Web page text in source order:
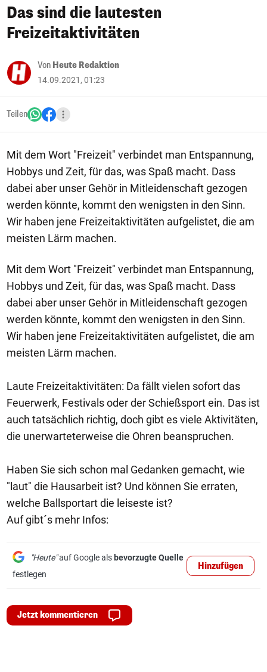
Das sind die lautesten
Freizeitaktivitäten
Von Heute Redaktion
14.09.2021, 01:23
Teilen
Mit dem Wort "Freizeit" verbindet man Entspannung,
Hobbys und Zeit, für das, was Spaß macht. Dass
dabei aber unser Gehör in Mitleidenschaft gezogen
werden könnte, kommt den wenigsten in den Sinn.
Wir haben jene Freizeitaktivitäten aufgelistet, die am
meisten Lärm machen.
Mit dem Wort "Freizeit" verbindet man Entspannung,
Hobbys und Zeit, für das, was Spaß macht. Dass
dabei aber unser Gehör in Mitleidenschaft gezogen
werden könnte, kommt den wenigsten in den Sinn.
Wir haben jene Freizeitaktivitäten aufgelistet, die am
meisten Lärm machen.
Laute Freizeitaktivitäten: Da fällt vielen sofort das
Feuerwerk, Festivals oder der Schießsport ein. Das ist
auch tatsächlich richtig, doch gibt es viele Aktivitäten,
die unerwarteterweise die Ohren beanspruchen.
Haben Sie sich schon mal Gedanken gemacht, wie
"laut" die Hausarbeit ist? Und können Sie erraten,
welche Ballsportart die leiseste ist?
Auf gibt´s mehr Infos:
"Heute"auf Google als bevorzugte Quelle
festlegen
Hinzufügen
Jetzt kommentieren